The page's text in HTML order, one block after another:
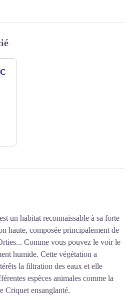
un habitat reconnaissable à sa forte
haute, composée principalement de
Comme vous pouvez le voir le
humide. Cette végétation a
la filtration des eaux et elle
espèces animales comme la
Criquet ensanglanté.